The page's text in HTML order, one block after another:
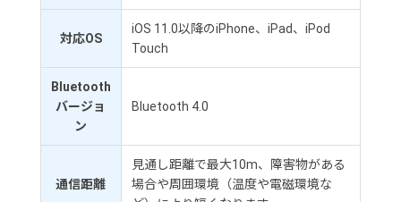
対応OS
iOS 11.0以降のiPhone、iPad、iPod
Touch
Bluetooth
バージョ
ン
Bluetooth 4.0
通信距離
見通し距離で最大10m、障害物がある
場合や周囲環境（温度や電磁環境な